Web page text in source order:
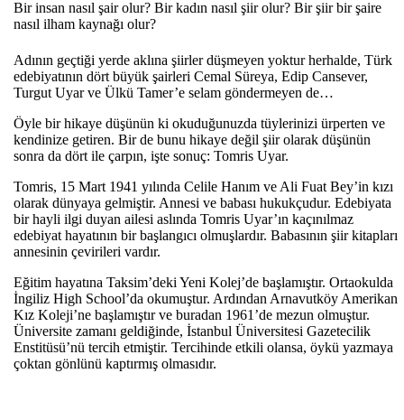
Bir insan nasıl şair olur? Bir kadın nasıl şiir olur? Bir şiir bir şaire
nasıl ilham kaynağı olur?
Adının geçtiği yerde aklına şiirler düşmeyen yoktur herhalde, Türk
edebiyatının dört büyük şairleri Cemal Süreya, Edip Cansever,
Turgut Uyar ve Ülkü Tamer’e selam göndermeyen de…
Öyle bir hikaye düşünün ki okuduğunuzda tüylerinizi ürperten ve
kendinize getiren. Bir de bunu hikaye değil şiir olarak düşünün
sonra da dört ile çarpın, işte sonuç: Tomris Uyar.
Tomris, 15 Mart 1941 yılında Celile Hanım ve Ali Fuat Bey’in kızı
olarak dünyaya gelmiştir. Annesi ve babası hukukçudur. Edebiyata
bir hayli ilgi duyan ailesi aslında Tomris Uyar’ın kaçınılmaz
edebiyat hayatının bir başlangıcı olmuşlardır. Babasının şiir kitapları
annesinin çevirileri vardır.
Eğitim hayatına Taksim’deki Yeni Kolej’de başlamıştır. Ortaokulda
İngiliz High School’da okumuştur. Ardından Arnavutköy Amerikan
Kız Koleji’ne başlamıştır ve buradan 1961’de mezun olmuştur.
Üniversite zamanı geldiğinde, İstanbul Üniversitesi Gazetecilik
Enstitüsü’nü tercih etmiştir. Tercihinde etkili olansa, öykü yazmaya
çoktan gönlünü kaptırmış olmasıdır.